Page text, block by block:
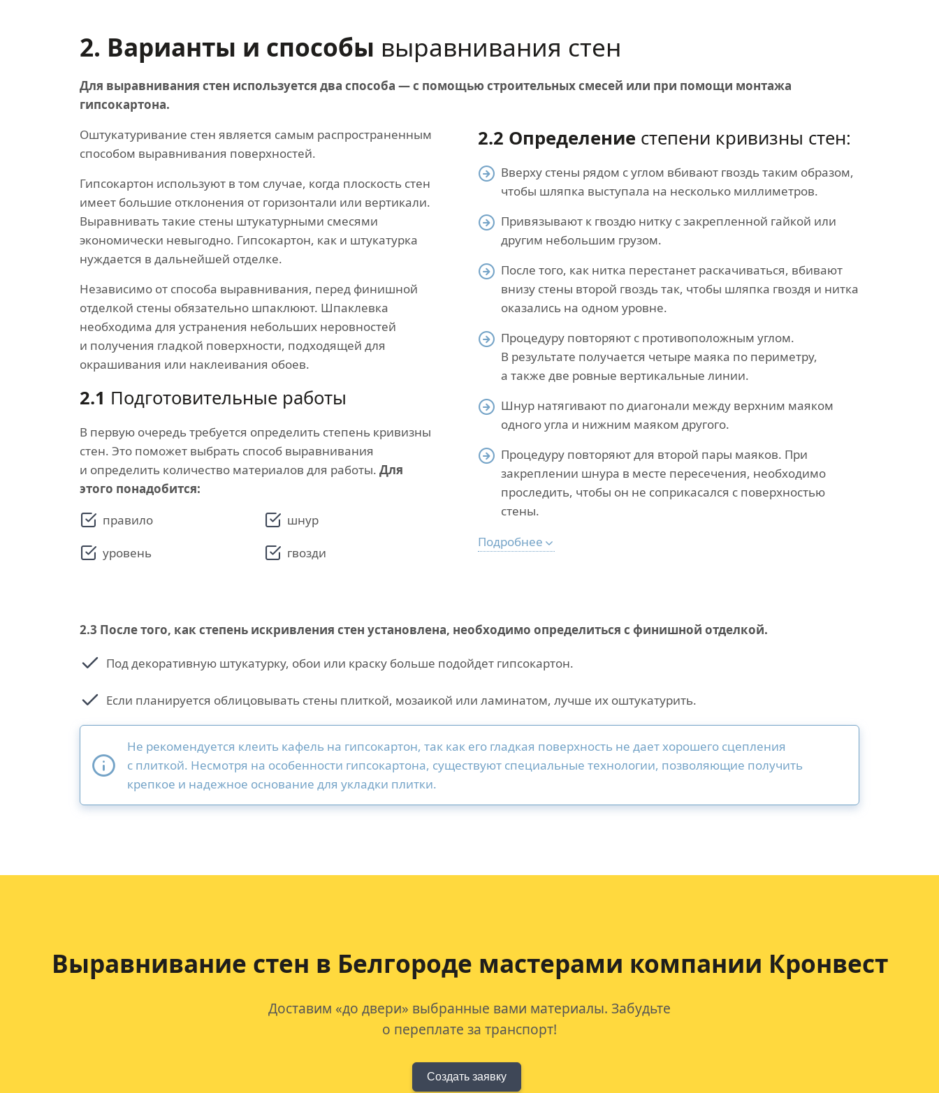
2. Варианты и способы выравнивания стен
Для выравнивания стен используется два способа — с помощью строительных смесей или при помощи монтажа
гипсокартона.
Оштукатуривание стен является самым распространенным
способом выравнивания поверхностей.
Гипсокартон используют в том случае, когда плоскость стен
имеет большие отклонения от горизонтали или вертикали.
Выравнивать такие стены штукатурными смесями
экономически невыгодно. Гипсокартон, как и штукатурка
нуждается в дальнейшей отделке.
Независимо от способа выравнивания, перед финишной
отделкой стены обязательно шпаклюют. Шпаклевка
необходима для устранения небольших неровностей
и получения гладкой поверхности, подходящей для
окрашивания или наклеивания обоев.
2.1 Подготовительные работы
В первую очередь требуется определить степень кривизны
стен. Это поможет выбрать способ выравнивания
и определить количество материалов для работы. Для
этого понадобится:
правило
уровень
шнур
гвозди
2.2 Определение степени кривизны стен:
Вверху стены рядом с углом вбивают гвоздь таким образом,
чтобы шляпка выступала на несколько миллиметров.
Привязывают к гвоздю нитку с закрепленной гайкой или
другим небольшим грузом.
После того, как нитка перестанет раскачиваться, вбивают
внизу стены второй гвоздь так, чтобы шляпка гвоздя и нитка
оказались на одном уровне.
Процедуру повторяют с противоположным углом.
В результате получается четыре маяка по периметру,
а также две ровные вертикальные линии.
Шнур натягивают по диагонали между верхним маяком
одного угла и нижним маяком другого.
Процедуру повторяют для второй пары маяков. При
закреплении шнура в месте пересечения, необходимо
проследить, чтобы он не соприкасался с поверхностью
стены.
Подробнее
2.3 После того, как степень искривления стен установлена, необходимо определиться с финишной отделкой.
Под декоративную штукатурку, обои или краску больше подойдет гипсокартон.
Если планируется облицовывать стены плиткой, мозаикой или ламинатом, лучше их оштукатурить.
Не рекомендуется клеить кафель на гипсокартон, так как его гладкая поверхность не дает хорошего сцепления
с плиткой. Несмотря на особенности гипсокартона, существуют специальные технологии, позволяющие получить
крепкое и надежное основание для укладки плитки.
Выравнивание стен в Белгородe мастерами компании Кронвест
Доставим «до двери» выбранные вами материалы. Забудьте
о переплате за транспорт!
Создать заявку